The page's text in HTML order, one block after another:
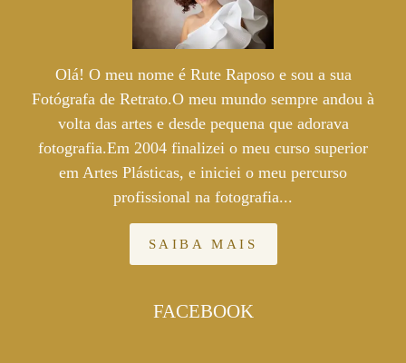
Olá! O meu nome é Rute Raposo e sou a sua
Fotógrafa de Retrato.O meu mundo sempre andou à
volta das artes e desde pequena que adorava
fotografia.Em 2004 finalizei o meu curso superior
em Artes Plásticas, e iniciei o meu percurso
profissional na fotografia...
SAIBA MAIS
FACEBOOK